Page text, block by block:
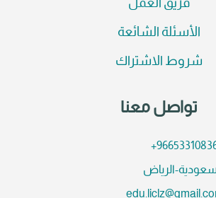
فريق العمل
الأسئلة الشائعة
شروط الاشتراك
تواصل معنا
الرياض